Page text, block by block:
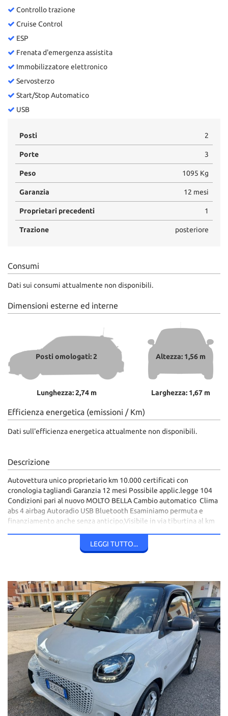
Controllo trazione
Cruise Control
ESP
Frenata d'emergenza assistita
Immobilizzatore elettronico
Servosterzo
Start/Stop Automatico
USB
Posti 2
Porte 3
Peso 1095 Kg
Garanzia 12 mesi
Proprietari precedenti 1
Trazione posteriore
Consumi
Dati sui consumi attualmente non disponibili.
Dimensioni esterne ed interne
Posti omologati: 2
Lunghezza: 2,74 m
Altezza: 1,56 m
Larghezza: 1,67 m
Efficienza energetica (emissioni / Km)
Dati sull'efficienza energetica attualmente non disponibili.
Descrizione
Autovettura unico proprietario km 10.000 certificati con
cronologia tagliandi Garanzia 12 mesi Possibile applic.legge 104
Condizioni pari al nuovo MOLTO BELLA Cambio automatico Clima
abs 4 airbag Autoradio USB Bluetooth Esaminiamo permuta e
finanziamento anche senza anticipo,Visibile in via tiburtina al km
0774378915 335369636 3357402341 Si consiglia di telefonare
per la disponibilità della vettura.L'Azienda declina ogni
LEGGI TUTTO...